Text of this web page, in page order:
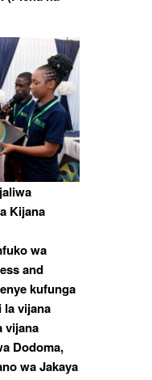
Kijana
wa
and
kufunga
la vijana
vijana
Dodoma,
wa Jakaya